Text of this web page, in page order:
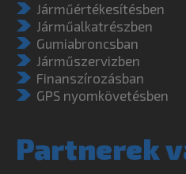
Járműértékesítésben
Járműalkatrészben
Gumiabroncsban
Járműszervizben
Finanszírozásban
GPS nyomkövetésben
Partnerek